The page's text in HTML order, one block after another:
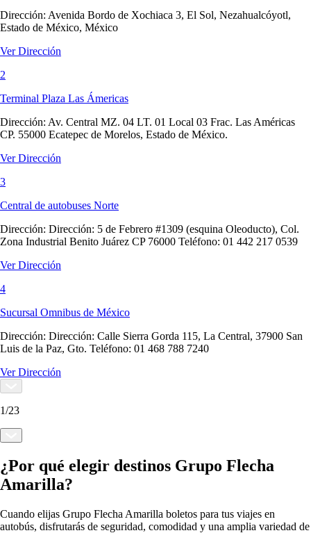
Dirección: Avenida Bordo de Xochiaca 3, El Sol, Nezahualcóyotl,
Estado de México, México
Ver Dirección
2
Terminal Plaza Las Ámericas
Dirección: Av. Central MZ. 04 LT. 01 Local 03 Frac. Las Américas
CP. 55000 Ecatepec de Morelos, Estado de México.
Ver Dirección
3
Central de autobuses Norte
Dirección: Dirección: 5 de Febrero #1309 (esquina Oleoducto), Col.
Zona Industrial Benito Juárez CP 76000 Teléfono: 01 442 217 0539
Ver Dirección
4
Sucursal Omnibus de México
Dirección: Dirección: Calle Sierra Gorda 115, La Central, 37900 San
Luis de la Paz, Gto. Teléfono: 01 468 788 7240
Ver Dirección
1/23
¿Por qué elegir destinos Grupo Flecha
Amarilla?
Cuando elijas Grupo Flecha Amarilla boletos para tus viajes en
autobús, disfrutarás de seguridad, comodidad y una amplia variedad de